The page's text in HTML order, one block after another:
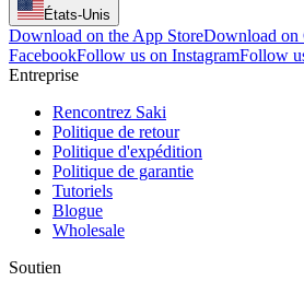
États-Unis
Download on the App StoreDownload on
FacebookFollow us on InstagramFollow
Entreprise
Rencontrez Saki
Politique de retour
Politique d'expédition
Politique de garantie
Tutoriels
Blogue
Wholesale
Soutien